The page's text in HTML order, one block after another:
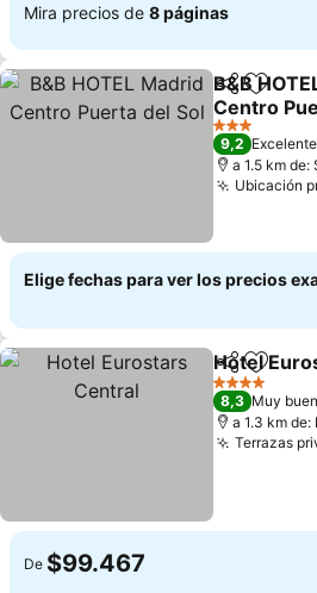
Mira precios de 8 páginas
Compartir
B&B
Centro
Ver precios
3 Estrellas
9,2 Excelente
a 1.5 km de:
Ubicación
Elige fechas para ver los precios
Compartir
Hotel
4 Estrellas
8,3 Muy
a 1.3 km de:
Terrazas
De $99.467